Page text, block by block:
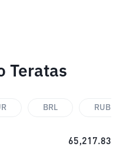
Teratas
BRL RUB
65,217.83